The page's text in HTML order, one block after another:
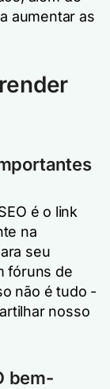
aumentar as
é o link
na
seu
fóruns de
não é tudo -
nosso
bem-